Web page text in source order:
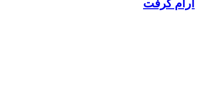
آرام گرفت